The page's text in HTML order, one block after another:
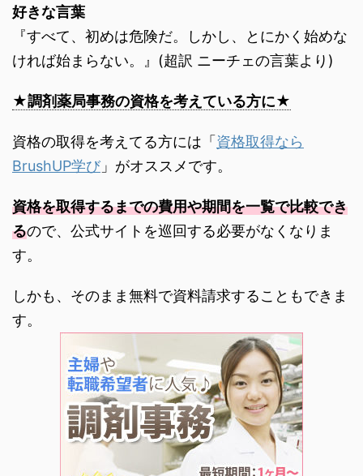
好きな言葉
『すべて、初めは危険だ。しかし、とにかく始めな
ければ始まらない。』(超訳 ニーチェの言葉より)
★調剤薬局事務の資格を考えている方に★
資格の取得を考えてる方には「 資格取得なら
BrushUP学び」がオススメです。
資格を取得するまでの費用や期間を一覧で比較でき
るので、公式サイトを巡回する必要がなくなりま
す。
しかも、そのまま無料で資料請求することもできま
す。